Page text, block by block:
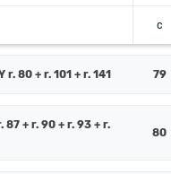
c
r. 80 + r. 101 + r. 141 79
87 + r. 90 + r. 93 + r.
80